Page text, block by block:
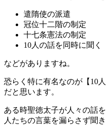
遣隋使の派遣
冠位十二階の制定
十七条憲法の制定
10人の話を同時に聞く
などがありますね。
恐らく特に有名なのが【10
だと思います。
ある時聖徳太子が人々の話
人たちの言葉を漏らさず聞